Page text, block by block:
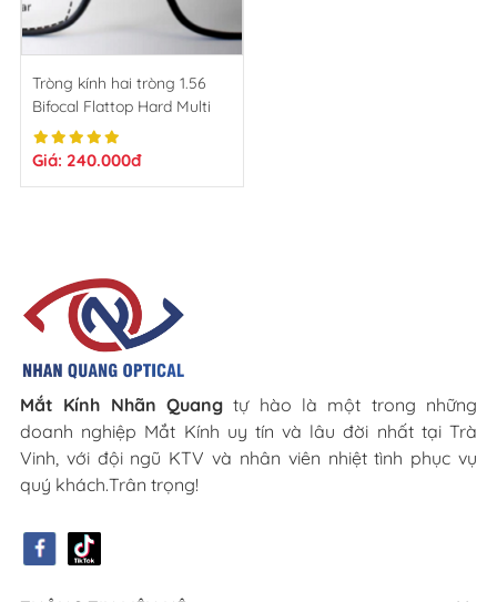
Tròng kính hai tròng 1.56
Bifocal Flattop Hard Multi
Coated
Giá: 240.000đ
Mắt Kính Nhãn Quangtự hào là một trong những
doanh nghiệp Mắt Kính uy tín và lâu đời nhất tại Trà
Vinh, với đội ngũ KTV và nhân viên nhiệt tình phục vụ
quý khách.Trân trọng!